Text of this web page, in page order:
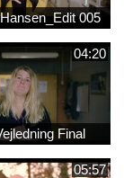
005
04:20
Final
05:57